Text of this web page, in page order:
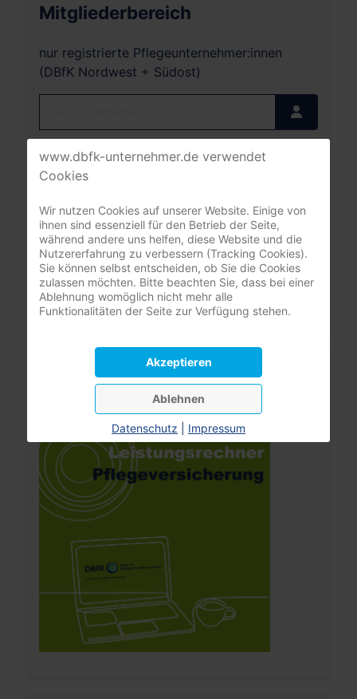
Mitgliederbereich
nur registrierte Pflegeunternehmer:innen
(DBfK Nordwest + Südost)
Passwort
Anmelden
Passwort vergessen?
Benutzername vergessen?
Leistungsrechner
Pflegeversicherung
www.dbfk-unternehmer.de verwendet
Cookies
Wir nutzen Cookies auf unserer Website. Einige von
ihnen sind essenziell für den Betrieb der Seite,
während andere uns helfen, diese Website und die
Nutzererfahrung zu verbessern (Tracking Cookies).
Sie können selbst entscheiden, ob Sie die Cookies
zulassen möchten. Bitte beachten Sie, dass bei einer
Ablehnung womöglich nicht mehr alle
Funktionalitäten der Seite zur Verfügung stehen.
Akzeptieren
Ablehnen
Datenschutz Impressum